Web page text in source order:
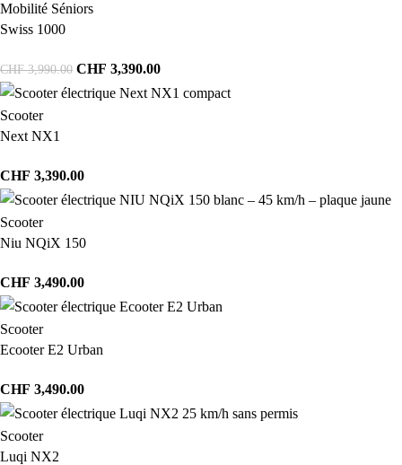
Mobilité Séniors
Swiss 1000
CHF3,990.00 CHF 3,390.00
Scooter
Next NX1
CHF 3,390.00
Scooter
Niu NQiX 150
CHF 3,490.00
Scooter
Ecooter E2 Urban
CHF 3,490.00
Scooter
Luqi NX2